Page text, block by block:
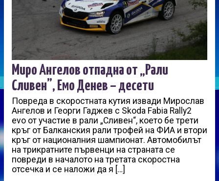
Миро Ангелов отпадна от „Рали
Сливен”, Емо Денев – десети
Повреда в скоростната кутия извади Мирослав
Ангелов и Георги Гаджев с Skoda Fabia Rally2
evo от участие в рали „Сливен“, което бе трети
кръг от Балканския рали трофей на ФИА и втори
кръг от националния шампионат. Автомобилът
на трикратните първенци на страната се
повреди в началото на третата скоростна
отсечка и се наложи да я […]